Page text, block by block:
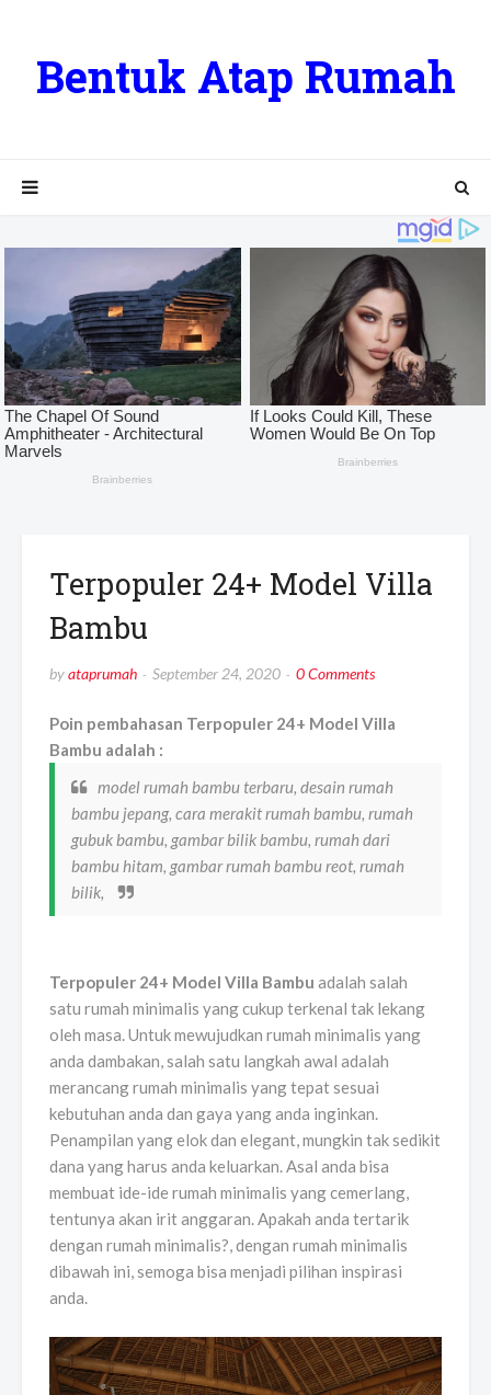
Bentuk Atap Rumah
Terpopuler 24+ Model Villa
Bambu
byataprumah September 24, 2020 0 Comments
Poin pembahasan Terpopuler 24+ Model Villa
Bambu adalah :
model rumah bambu terbaru, desain rumah
bambu jepang, cara merakit rumah bambu, rumah
gubuk bambu, gambar bilik bambu, rumah dari
bambu hitam, gambar rumah bambu reot, rumah
bilik,
Terpopuler 24+ Model Villa Bambu adalah salah
satu rumah minimalis yang cukup terkenal tak lekang
oleh masa. Untuk mewujudkan rumah minimalis yang
anda dambakan, salah satu langkah awal adalah
merancang rumah minimalis yang tepat sesuai
kebutuhan anda dan gaya yang anda inginkan.
Penampilan yang elok dan elegant, mungkin tak sedikit
dana yang harus anda keluarkan. Asal anda bisa
membuat ide-ide rumah minimalis yang cemerlang,
tentunya akan irit anggaran. Apakah anda tertarik
dengan rumah minimalis?, dengan rumah minimalis
dibawah ini, semoga bisa menjadi pilihan inspirasi
anda.